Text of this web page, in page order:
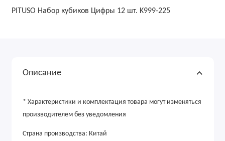
PITUSO Набор кубиков Цифры 12 шт. K999-225
Описание
* Характеристики и комплектация товара могут изменяться
производителем без уведомления
Страна производства: Китай